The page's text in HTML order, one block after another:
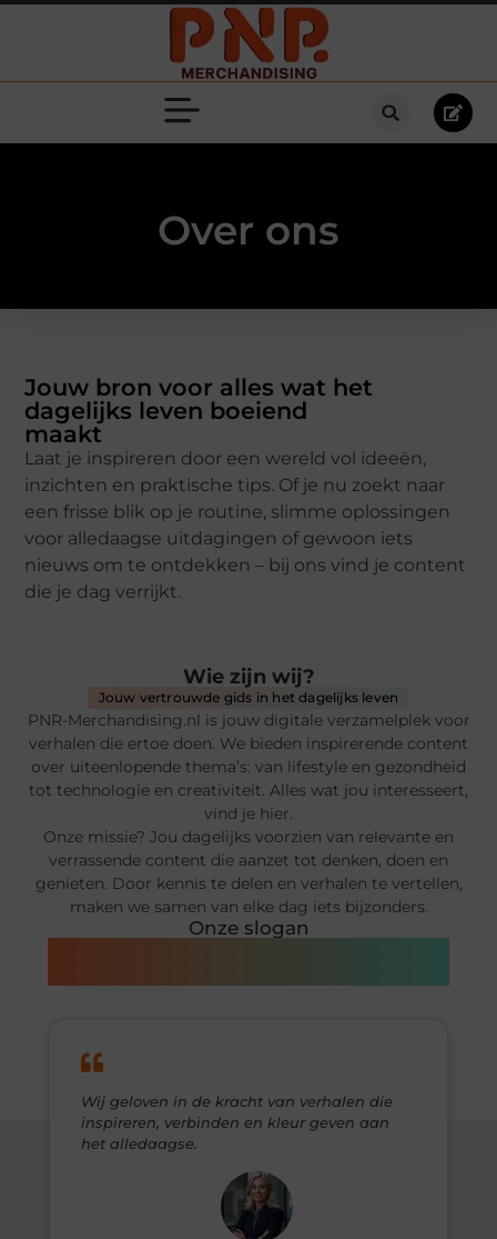
Over ons
Jouw bron voor alles wat het
dagelijks leven boeiend
maakt
Laat je inspireren door een wereld vol ideeën,
inzichten en praktische tips. Of je nu zoekt naar
een frisse blik op je routine, slimme oplossingen
voor alledaagse uitdagingen of gewoon iets
nieuws om te ontdekken – bij ons vind je content
die je dag verrijkt.
Wie zijn wij?
Jouw vertrouwde gids in het dagelijks leven
PNR-Merchandising.nl is jouw digitale verzamelplek voor
verhalen die ertoe doen. We bieden inspirerende content
over uiteenlopende thema’s: van lifestyle en gezondheid
tot technologie en creativiteit. Alles wat jou interesseert,
vind je hier.
Onze missie? Jou dagelijks voorzien van relevante en
verrassende content die aanzet tot denken, doen en
genieten. Door kennis te delen en verhalen te vertellen,
maken we samen van elke dag iets bijzonders.
Onze slogan
Wij geloven in de kracht van verhalen die
inspireren, verbinden en kleur geven aan
het alledaagse.